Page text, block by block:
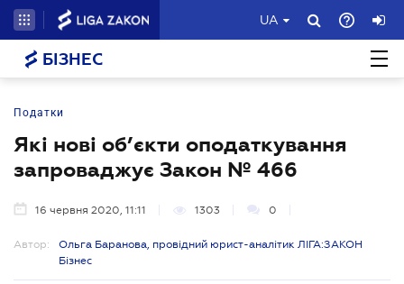
UA
БІЗНЕС
Податки
Які нові об’єкти оподаткування
запроваджує Закон № 466
16 червня 2020, 11:11 1303 0
Автор:
Ольга Баранова, провідний юрист-аналітик ЛІГА:ЗАКОН
Бізнес